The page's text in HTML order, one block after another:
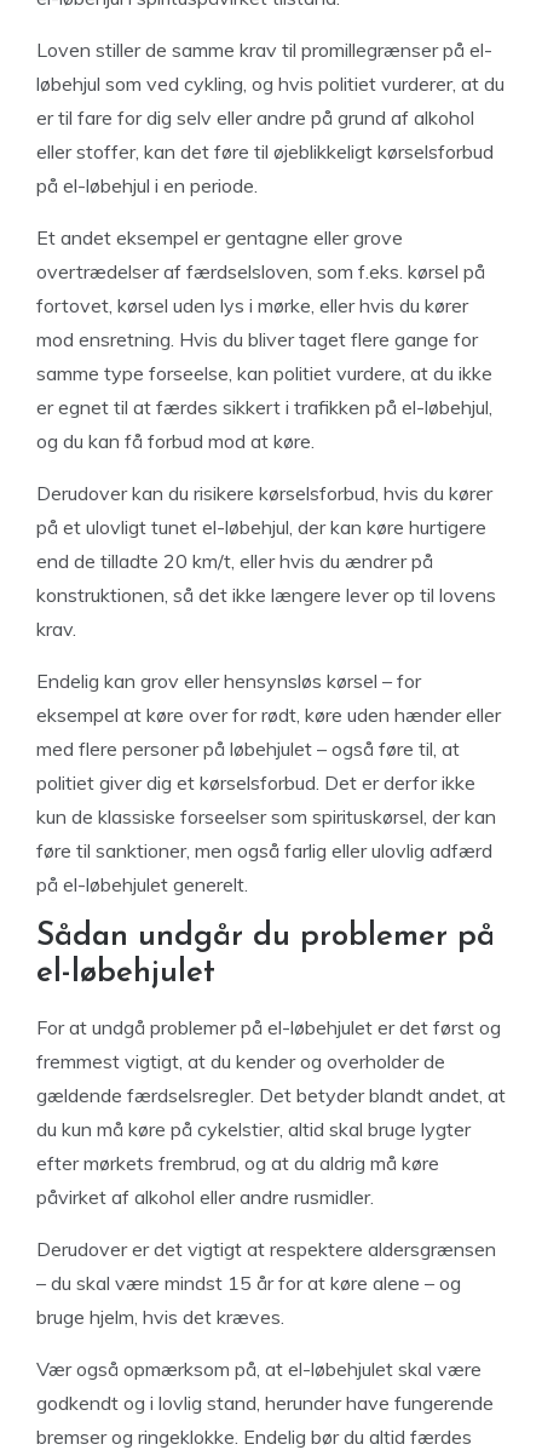
Loven stiller de samme krav til promillegrænser på el-
løbehjul som ved cykling, og hvis politiet vurderer, at du
er til fare for dig selv eller andre på grund af alkohol
eller stoffer, kan det føre til øjeblikkeligt kørselsforbud
på el-løbehjul i en periode.
Et andet eksempel er gentagne eller grove
overtrædelser af færdselsloven, som f.eks. kørsel på
fortovet, kørsel uden lys i mørke, eller hvis du kører
mod ensretning. Hvis du bliver taget flere gange for
samme type forseelse, kan politiet vurdere, at du ikke
er egnet til at færdes sikkert i trafikken på el-løbehjul,
og du kan få forbud mod at køre.
Derudover kan du risikere kørselsforbud, hvis du kører
på et ulovligt tunet el-løbehjul, der kan køre hurtigere
end de tilladte 20 km/t, eller hvis du ændrer på
konstruktionen, så det ikke længere lever op til lovens
krav.
Endelig kan grov eller hensynsløs kørsel – for
eksempel at køre over for rødt, køre uden hænder eller
med flere personer på løbehjulet – også føre til, at
politiet giver dig et kørselsforbud. Det er derfor ikke
kun de klassiske forseelser som spirituskørsel, der kan
føre til sanktioner, men også farlig eller ulovlig adfærd
på el-løbehjulet generelt.
Sådan undgår du problemer på
el-løbehjulet
For at undgå problemer på el-løbehjulet er det først og
fremmest vigtigt, at du kender og overholder de
gældende færdselsregler. Det betyder blandt andet, at
du kun må køre på cykelstier, altid skal bruge lygter
efter mørkets frembrud, og at du aldrig må køre
påvirket af alkohol eller andre rusmidler.
Derudover er det vigtigt at respektere aldersgrænsen
– du skal være mindst 15 år for at køre alene – og
bruge hjelm, hvis det kræves.
Vær også opmærksom på, at el-løbehjulet skal være
godkendt og i lovlig stand, herunder have fungerende
bremser og ringeklokke. Endelig bør du altid færdes